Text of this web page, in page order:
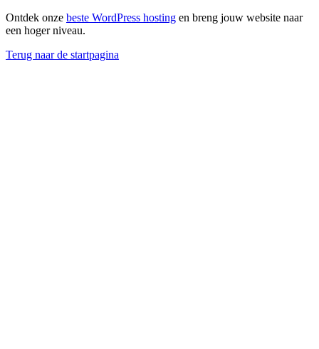
Ontdek onze beste WordPress hosting en breng jouw website naar
een hoger niveau.
Terug naar de startpagina